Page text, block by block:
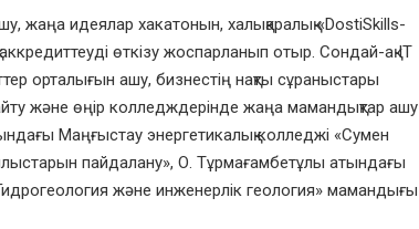
жаңа идеялар хакатонын, халықаралық «DostiSkills-
өткізу жоспарланып отыр. Сондай-ақ ІТ
орталығын ашу, бизнестің нақты сұраныстары
және өңір колледждерінде жаңа мамандықтар ашу
Маңғыстау энергетикалық колледжі «Сумен
пайдалану», О. Тұрмағамбетұлы атындағы
және инженерлік геология» мамандығы